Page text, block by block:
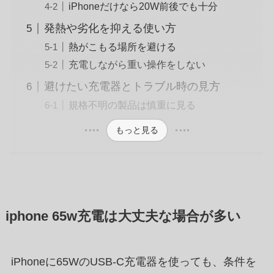
iPhoneだけなら20W前後でも十分
発熱や劣化を抑える使い方
熱がこもる場所を避ける
充電しながら重い操作をしない
避けたい充電器とトラブル時の見方
規格不明の製品は慎重に見る
もっと見る
iphone 65w充電は大丈夫な場合が多い
iPhoneに65WのUSB-C充電器を使っても、条件を